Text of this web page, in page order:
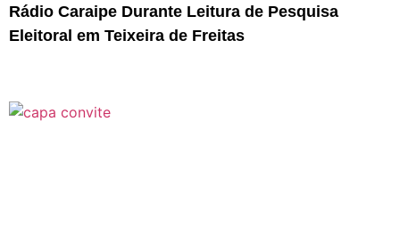
Rádio Caraipe Durante Leitura de Pesquisa
Eleitoral em Teixeira de Freitas